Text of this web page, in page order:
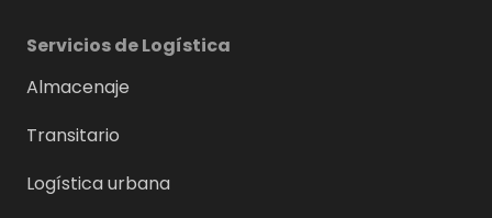
Servicios de Logística
Almacenaje
Transitario
Logística urbana